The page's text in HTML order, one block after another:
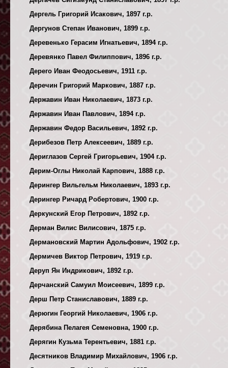
Дергель Григорий Исакович, 1897 г.р.
Дергунов Степан Иванович, 1899 г.р.
Деревенько Герасим Игнатьевич, 1894 г.р.
Деревянко Павел Филиппович, 1896 г.р.
Дерего Иван Феодосьевич, 1911 г.р.
Деречин Григорий Маркович, 1887 г.р.
Державин Иван Николаевич, 1873 г.р.
Державин Иван Павлович, 1894 г.р.
Державин Федор Васильевич, 1892 г.р.
Дерибезов Петр Алексеевич, 1889 г.р.
Дериглазов Сергей Григорьевич, 1904 г.р.
Дерим-Оглы Николай Карпович, 1888 г.р.
Дерингер Вильгельм Николаевич, 1893 г.р.
Дерингер Ричард Робертович, 1900 г.р.
Деркунский Егор Петрович, 1892 г.р.
Дерман Вилис Вилисович, 1875 г.р.
Дермановский Мартин Адольфович, 1902 г.р.
Дермичев Виктор Петрович, 1919 г.р.
Деруп Ян Индрикович, 1892 г.р.
Дерчанский Самуил Моисеевич, 1899 г.р.
Дерш Петр Станиславович, 1889 г.р.
Дерюгин Георгий Николаевич, 1906 г.р.
Дерябина Пелагея Семеновна, 1900 г.р.
Дерягин Кузьма Терентьевич, 1881 г.р.
Десятников Владимир Михайлович, 1906 г.р.